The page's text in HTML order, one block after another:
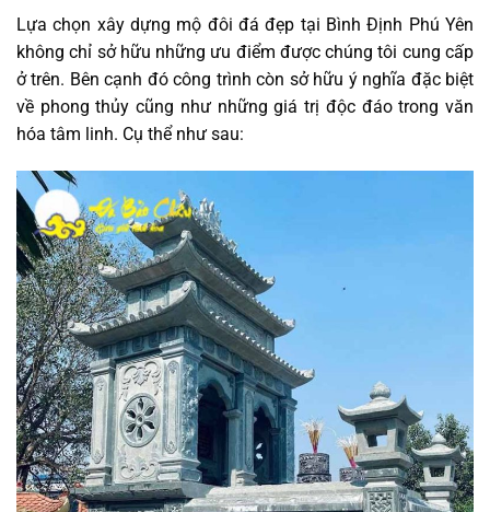
Lựa chọn xây dựng mộ đôi đá đẹp tại Bình Định Phú Yên
không chỉ sở hữu những ưu điểm được chúng tôi cung cấp
ở trên. Bên cạnh đó công trình còn sở hữu ý nghĩa đặc biệt
về phong thủy cũng như những giá trị độc đáo trong văn
hóa tâm linh. Cụ thể như sau: